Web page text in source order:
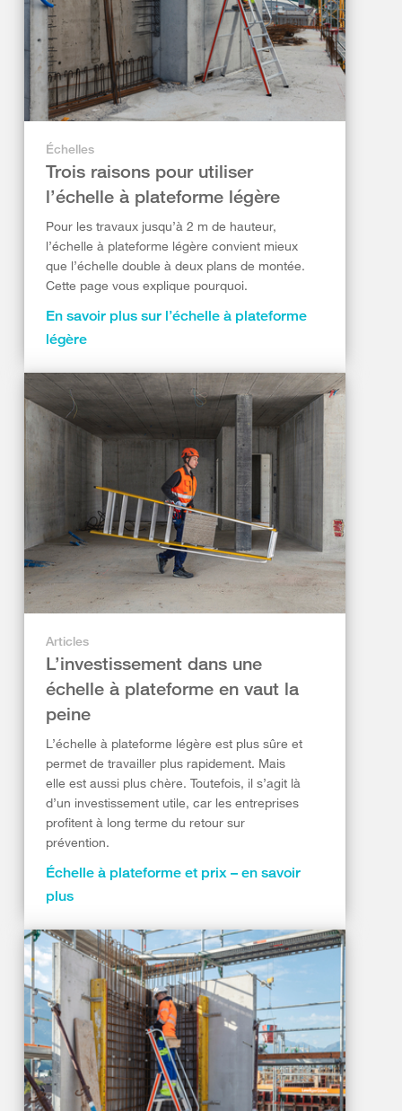
Échelles
Trois raisons pour utiliser
l’échelle à plateforme légère
Pour les travaux jusqu’à 2 m de hauteur,
l’échelle à plateforme légère convient mieux
que l’échelle double à deux plans de montée.
Cette page vous explique pourquoi.
En savoir plus sur l’échelle à plateforme
légère
Articles
L’investissement dans une
échelle à plateforme en vaut la
peine
L’échelle à plateforme légère est plus sûre et
permet de travailler plus rapidement. Mais
elle est aussi plus chère. Toutefois, il s’agit là
d’un investissement utile, car les entreprises
profitent à long terme du retour sur
prévention.
Échelle à plateforme et prix – en savoir
plus